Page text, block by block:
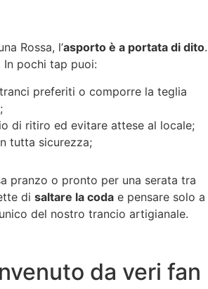
Rossa, l’asporto è a portata di dito.
In pochi tap puoi:
preferiti o comporre la teglia
di ritiro ed evitare attese al locale;
tutta sicurezza;
pranzo o pronto per una serata tra
di saltare la coda e pensare solo a
del nostro trancio artigianale.
da veri fan